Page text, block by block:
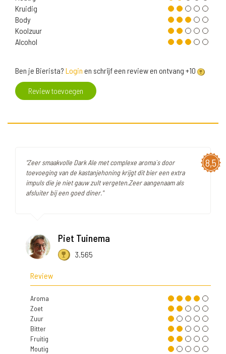
Kruidig
Body
Koolzuur
Alcohol
Ben je Bierista? Login en schrijf een review en ontvang +10
Review toevoegen
8,5
"Zeer smaakvolle Dark Ale met complexe aroma`s door
toevoeging van de kastanjehoning krijgt dit bier een extra
impuls die je niet gauw zult vergeten.Zeer aangenaam als
afsluiter bij een goed diner."
Piet Tuinema
3.565
Review
Aroma
Zoet
Zuur
Bitter
Fruitig
Moutig